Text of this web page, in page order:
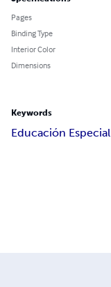
Pages
Binding Type
Interior Color
Dimensions
Keywords
Educación Especial